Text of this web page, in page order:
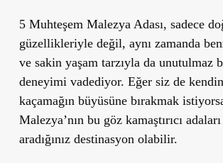
5 Muhteşem Malezya Adası, sadece
güzellikleriyle değil, aynı zamanda
ve sakin yaşam tarzıyla da unutulmaz
deneyimi vadediyor. Eğer siz de
kaçamağın büyüsüne bırakmak
Malezya’nın bu göz kamaştırıcı
aradığınız destinasyon olabilir.